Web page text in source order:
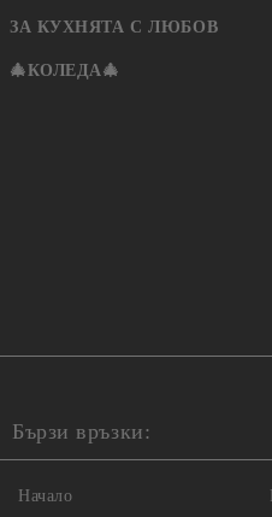
ЗА КУХНЯТА С ЛЮБОВ
🎄КОЛЕДА🎄
Бързи връзки:
Начало